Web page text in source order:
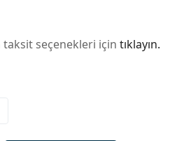
taksit seçenekleri için tıklayın.